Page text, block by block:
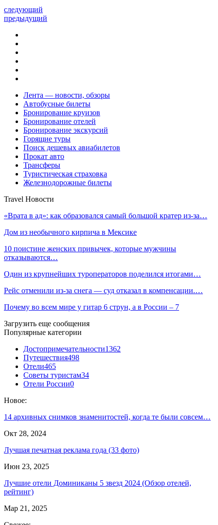
следующий
предыдущий
Лента — новости, обзоры
Автобусные билеты
Бронирование круизов
Бронирование отелей
Бронирование экскурсий
Горящие туры
Поиск дешевых авиабилетов
Прокат авто
Трансферы
Туристическая страховка
Железнодорожные билеты
Travel Новости
«Врата в ад»: как образовался самый большой кратер из-за…
Дом из необычного кирпича в Мексике
10 поистине женских привычек, которые мужчины
отказываются…
Один из крупнейших туроператоров поделился итогами…
Рейс отменили из-за снега — суд отказал в компенсации.…
Почему во всем мире у гитар 6 струн, а в России – 7
Загрузить еще сообщения
Популярные категории
Достопримечательности1362
Путешествия498
Отели465
Советы туристам34
Отели России0
Новое:
14 архивных снимков знаменитостей, когда те были совсем…
Окт 28, 2024
Лучшая печатная реклама года (33 фото)
Июн 23, 2025
Лучшие отели Доминиканы 5 звезд 2024 (Обзор отелей,
рейтинг)
Мар 21, 2025